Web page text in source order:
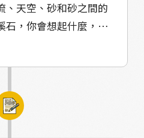
、天空、砂和砂之間的
石，你會想起什麼，又
這顆石頭呢？ 營隊
在當下的身體、溪流、